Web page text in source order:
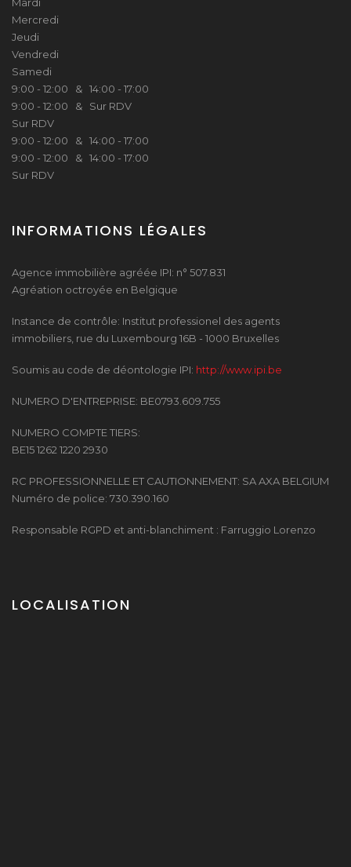
Mercredi
Jeudi
Vendredi
Samedi
9:00 - 12:00 & 14:00 - 17:00
9:00 - 12:00 & Sur RDV
Sur RDV
9:00 - 12:00 & 14:00 - 17:00
9:00 - 12:00 & 14:00 - 17:00
Sur RDV
INFORMATIONS LÉGALES
Agence immobilière agréée IPI: n° 507.831
Agréation octroyée en Belgique
Instance de contrôle: Institut professionel des agents
immobiliers, rue du Luxembourg 16B - 1000 Bruxelles
Soumis au code de déontologie IPI: http://www.ipi.be
NUMERO D'ENTREPRISE: BE0793.609.755
NUMERO COMPTE TIERS:
BE15 1262 1220 2930
RC PROFESSIONNELLE ET CAUTIONNEMENT: SA AXA BELGIUM
Numéro de police: 730.390.160
Responsable RGPD et anti-blanchiment : Farruggio Lorenzo
LOCALISATION